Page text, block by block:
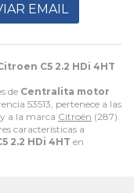
C5 2.2 HDi 4HT
de Centralita motor
53513, pertenece a las
y a la marca Citroën (287).
características a
2.2 HDi 4HT en
EMAIL